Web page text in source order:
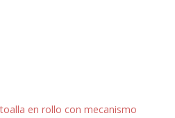
en rollo con mecanismo